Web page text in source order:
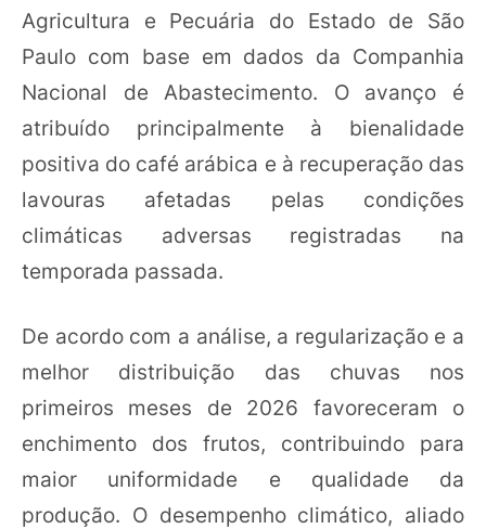
Agricultura e Pecuária do Estado de São
Paulo com base em dados da Companhia
Nacional de Abastecimento. O avanço é
atribuído principalmente à bienalidade
positiva do café arábica e à recuperação das
lavouras afetadas pelas condições
climáticas adversas registradas na
temporada passada.
De acordo com a análise, a regularização e a
melhor distribuição das chuvas nos
primeiros meses de 2026 favoreceram o
enchimento dos frutos, contribuindo para
maior uniformidade e qualidade da
produção. O desempenho climático, aliado